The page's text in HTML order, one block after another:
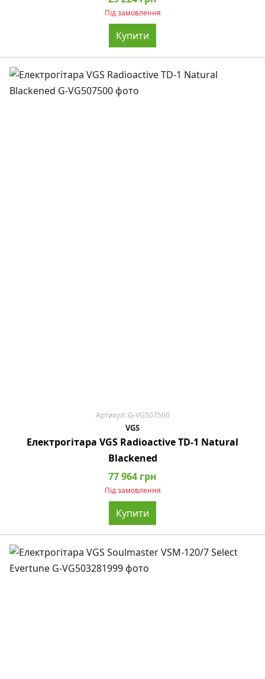
Під замовлення
Купити
Артикул: G-VG507500
VGS
Електрогітара VGS Radioactive TD-1 Natural
Blackened
77 964 грн
Під замовлення
Купити